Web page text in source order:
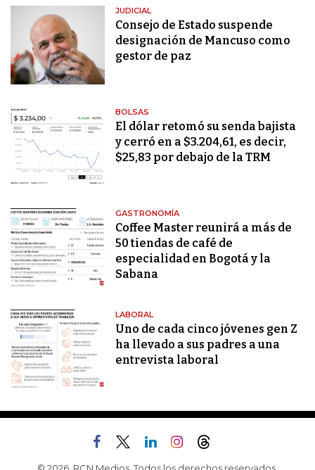
JUDICIAL
Consejo de Estado suspende
designación de Mancuso como
gestor de paz
BOLSAS
El dólar retomó su senda bajista
y cerró en a $3.204,61, es decir,
$25,83 por debajo de la TRM
GASTRONOMÍA
Coffee Master reunirá a más de
50 tiendas de café de
especialidad en Bogotá y la
Sabana
LABORAL
Uno de cada cinco jóvenes gen Z
ha llevado a sus padres a una
entrevista laboral